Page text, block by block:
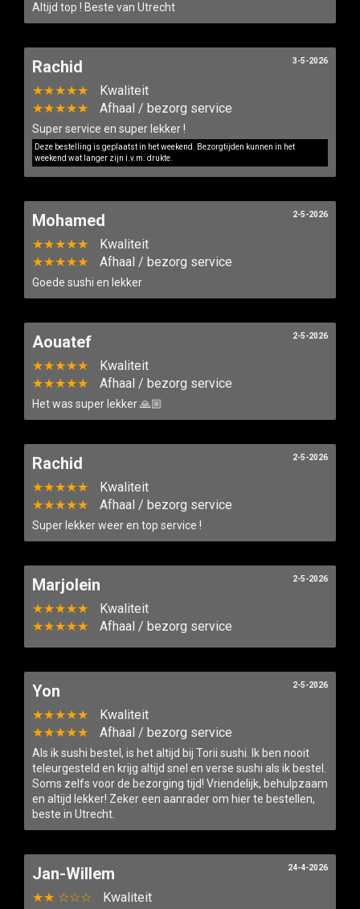
Altijd top ! Beste van Utrecht
Rachid
★★★★★
Kwaliteit
★★★★★
Afhaal / bezorg service
Super service en super lekker !
Deze bestelling is geplaatst in het weekend. Bezorgtijden kunnen in het
weekend wat langer zijn i.v.m. drukte.
3-5-2026
Mohamed
★★★★★
Kwaliteit
★★★★★
Afhaal / bezorg service
Goede sushi en lekker
2-5-2026
Aouatef
★★★★★
Kwaliteit
★★★★★
Afhaal / bezorg service
Het was super lekker 🙏🏼
2-5-2026
Rachid
★★★★★
Kwaliteit
★★★★★
Afhaal / bezorg service
Super lekker weer en top service !
2-5-2026
Marjolein
★★★★★
Kwaliteit
★★★★★
Afhaal / bezorg service
2-5-2026
Yon
★★★★★
Kwaliteit
★★★★★
Afhaal / bezorg service
Als ik sushi bestel, is het altijd bij Torii sushi. Ik ben nooit
teleurgesteld en krijg altijd snel en verse sushi als ik bestel.
Soms zelfs voor de bezorging tijd! Vriendelijk, behulpzaam
en altijd lekker! Zeker een aanrader om hier te bestellen,
beste in Utrecht.
2-5-2026
Jan-Willem
★★ ☆☆☆
Kwaliteit
24-4-2026